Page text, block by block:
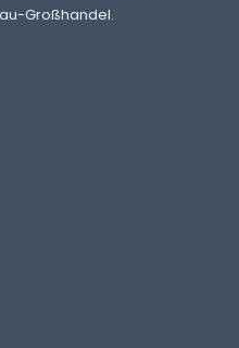
Großhandel.